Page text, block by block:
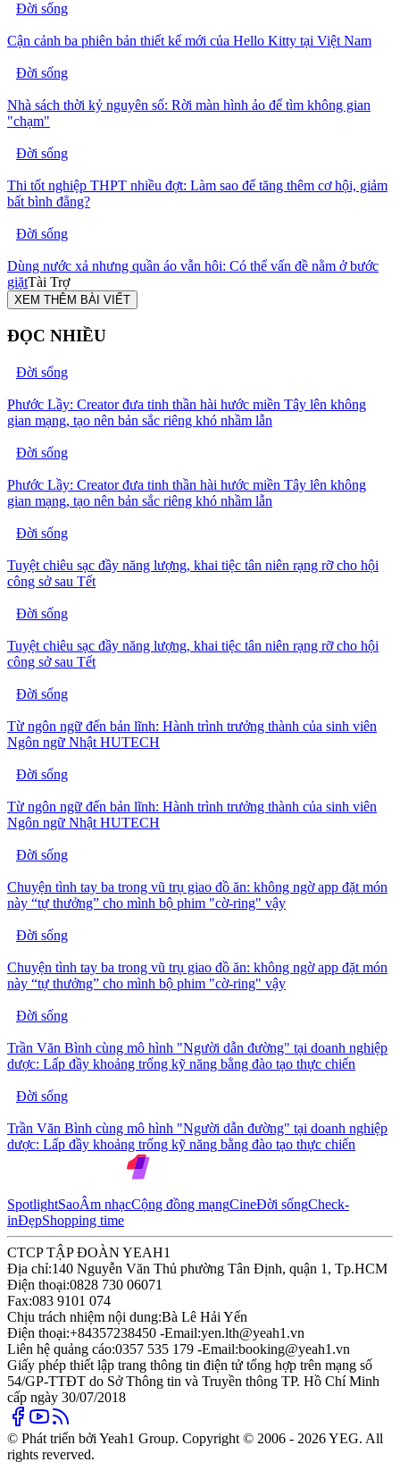
Đời sống
Cận cảnh ba phiên bản thiết kế mới của Hello Kitty tại Việt Nam
Đời sống
Nhà sách thời kỷ nguyên số: Rời màn hình ảo để tìm không gian
"chạm"
Đời sống
Thi tốt nghiệp THPT nhiều đợt: Làm sao để tăng thêm cơ hội, giảm
bất bình đẳng?
Đời sống
Dùng nước xả nhưng quần áo vẫn hôi: Có thể vấn đề nằm ở bước
giặtTài Trợ
XEM THÊM BÀI VIẾT
ĐỌC NHIỀU
Đời sống
Phước Lầy: Creator đưa tinh thần hài hước miền Tây lên không
gian mạng, tạo nên bản sắc riêng khó nhầm lẫn
Đời sống
Phước Lầy: Creator đưa tinh thần hài hước miền Tây lên không
gian mạng, tạo nên bản sắc riêng khó nhầm lẫn
Đời sống
Tuyệt chiêu sạc đầy năng lượng, khai tiệc tân niên rạng rỡ cho hội
công sở sau Tết
Đời sống
Tuyệt chiêu sạc đầy năng lượng, khai tiệc tân niên rạng rỡ cho hội
công sở sau Tết
Đời sống
Từ ngôn ngữ đến bản lĩnh: Hành trình trưởng thành của sinh viên
Ngôn ngữ Nhật HUTECH
Đời sống
Từ ngôn ngữ đến bản lĩnh: Hành trình trưởng thành của sinh viên
Ngôn ngữ Nhật HUTECH
Đời sống
Chuyện tình tay ba trong vũ trụ giao đồ ăn: không ngờ app đặt món
này “tự thưởng” cho mình bộ phim "cờ-ring" vậy
Đời sống
Chuyện tình tay ba trong vũ trụ giao đồ ăn: không ngờ app đặt món
này “tự thưởng” cho mình bộ phim "cờ-ring" vậy
Đời sống
Trần Văn Bình cùng mô hình "Người dẫn đường" tại doanh nghiệp
dược: Lấp đầy khoảng trống kỹ năng bằng đào tạo thực chiến
Đời sống
Trần Văn Bình cùng mô hình "Người dẫn đường" tại doanh nghiệp
dược: Lấp đầy khoảng trống kỹ năng bằng đào tạo thực chiến
SpotlightSaoÂm nhạcCộng đồng mạngCineĐời sốngCheck-
inĐẹpShopping time
CTCP TẬP ĐOÀN YEAH1
Địa chỉ:140 Nguyễn Văn Thủ phường Tân Định, quận 1, Tp.HCM
Điện thoại:0828 730 06071
Fax:083 9101 074
Chịu trách nhiệm nội dung:Bà Lê Hải Yến
Điện thoại:+84357238450 -Email:yen.lth@yeah1.vn
Liên hệ quảng cáo:0357 535 179 -Email:booking@yeah1.vn
Giấy phép thiết lập trang thông tin điện tử tổng hợp trên mạng số
54/GP-TTĐT do Sở Thông tin và Truyền thông TP. Hồ Chí Minh
cấp ngày 30/07/2018
© Phát triển bởi Yeah1 Group. Copyright © 2006 - 2026 YEG. All
rights reverved.